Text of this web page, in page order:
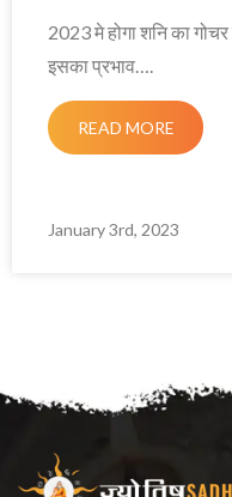
2023 मे होगा शनि का
इसका प्रभाव….
READ MORE
January 3rd, 2023